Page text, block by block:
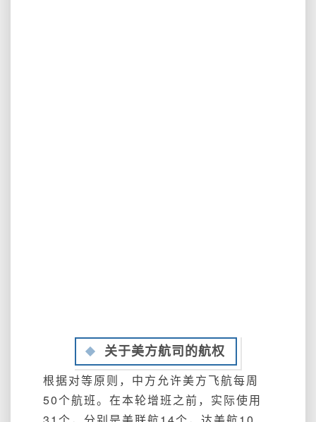
关于美方航司的航权
根据对等原则，中方允许美方飞航每周
50个航班。在本轮增班之前，实际使用